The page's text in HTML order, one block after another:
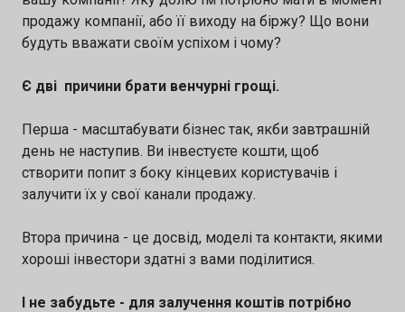
продажу компанії, або її виходу на біржу? Що вони
будуть вважати своїм успіхом і чому?
Є дві причини брати венчурні грощі.
Перша - масштабувати бізнес так, якби завтрашній
день не наступив. Ви інвестуєте кошти, щоб
створити попит з боку кінцевих користувачів і
залучити їх у свої канали продажу.
Втора причина - це досвід, моделі та контакти, якими
хороші інвестори здатні з вами поділитися.
І не забудьте - для залучення коштів потрібно